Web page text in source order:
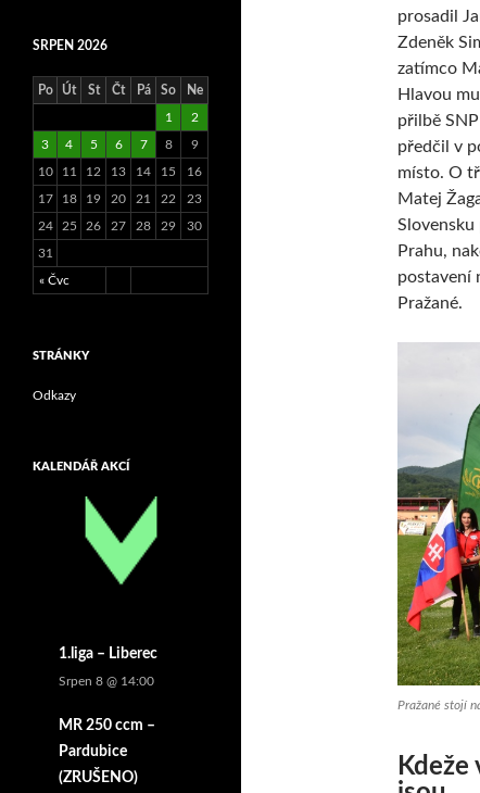
prosadil
Zdeněk
zatímco
Hlavou
přilbě
předčil v
místo. O
Matej
Prahu,
postavení
Pražané.
Pražané stojí
SRPEN 2026
Po Út St Čt Pá So Ne
« Čvc
1 2
3 4 5 6 7 8 9
10 11 12 13 14 15 16
17 18 19 20 21 22 23
24 25 26 27 28 29 30
31
STRÁNKY
Odkazy
KALENDÁŘ AKCÍ
1.liga – Liberec
Srpen 8 @ 14:00
MR 250 ccm –
Pardubice
(ZRUŠENO)